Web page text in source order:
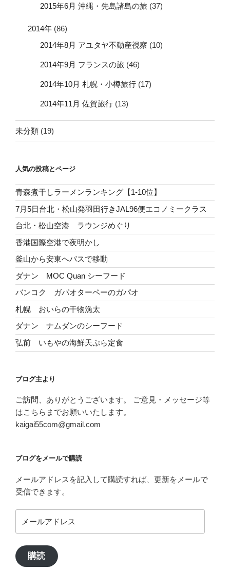
2015年6月 沖縄・先島諸島の旅 (37)
2014年 (86)
2014年8月 アユタヤ不動産視察 (10)
2014年9月 フランスの旅 (46)
2014年10月 札幌・小樽旅行 (17)
2014年11月 佐賀旅行 (13)
未分類 (19)
人気の投稿とページ
青森煮干しラーメンランキング【1-10位】
7月5日台北・松山発羽田行きJAL96便エコノミークラス
台北・松山空港 ラウンジめぐり
香港国際空港で夜明かし
釜山から安東へバスで移動
ダナン MOC Quan シーフード
バンコク ガパオターペーのガパオ
札幌 おいらの干物漁太
ダナン ナムダンのシーフード
弘前 いもやの海鮮天ぷら定食
ブログ主より
ご訪問、ありがとうございます。 ご意見・メッセージ等
はこちらまでお願いいたします。
kaigai55com@gmail.com
ブログをメールで購読
メールアドレスを記入して購読すれば、更新をメールで
受信できます。
ー
ア
ド
購読